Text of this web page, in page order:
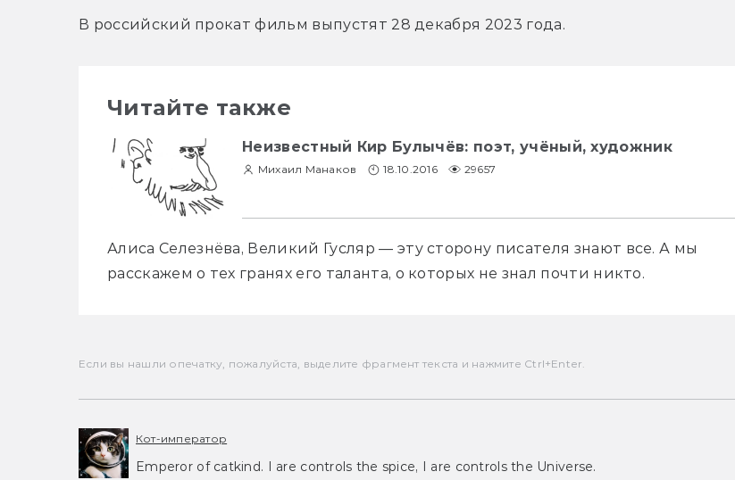
В российский прокат фильм выпустят 28 декабря 2023 года.
Читайте также
Неизвестный Кир Булычёв: поэт, учёный, художник
Михаил Манаков 18.10.2016 29657
Алиса Селезнёва, Великий Гусляр — эту сторону писателя знают все. А мы
расскажем о тех гранях его таланта, о которых не знал почти никто.
Если вы нашли опечатку, пожалуйста, выделите фрагмент текста и нажмите Ctrl+Enter.
Кот-император
Emperor of catkind. I are controls the spice, I are controls the Universe.